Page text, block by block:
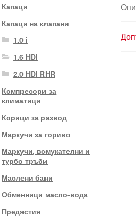
Капаци
Капаци на клапани
1.0 i
1.6 HDI
2.0 HDI RHR
Компресори за
климатици
Корици за развод
Маркучи за гориво
Маркучи, всмукателни и
турбо тръби
Маслени бани
Обменници масло-вода
Предястия